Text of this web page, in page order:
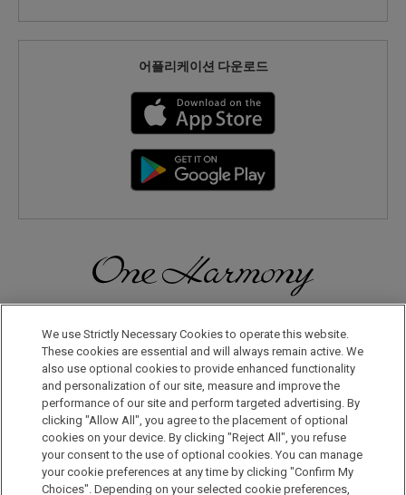
어플리케이션 다운로드
로 등록하시면 다양한 혜택을 누리실 수 있습니다.
회원 가입은 이곳으로
We use Strictly Necessary Cookies to operate this website.
These cookies are essential and will always remain active. We
also use optional cookies to provide enhanced functionality
and personalization of our site, measure and improve the
performance of our site and perform targeted advertising. By
clicking "Allow All", you agree to the placement of optional
cookies on your device. By clicking "Reject All", you refuse
your consent to the use of optional cookies. You can manage
your cookie preferences at any time by clicking "Confirm My
Choices". Depending on your selected cookie preferences,